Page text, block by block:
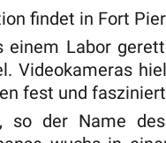
findet in Fort
einem Labor
Videokameras
fest und
so der Name